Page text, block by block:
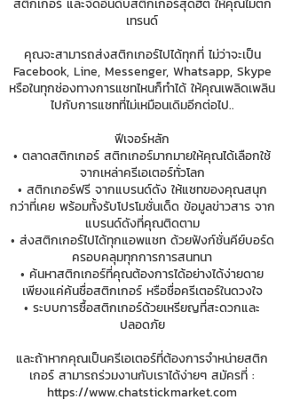
สติกเกอร์ และจัดอันดับสติกเกอร์สุดฮิต ให้คุณไม่ตก
เทรนด์
คุณจะสามารถส่งสติกเกอร์ไปได้ทุกที่ ไม่ว่าจะเป็น
Facebook, Line, Messenger, Whatsapp, Skype
หรือในทุกช่องทางการแชทไหนก็ทำได้ ให้คุณเพลิดเพลิน
ไปกับการแชทที่ไม่เหมือนเดิมอีกต่อไป..
ฟีเจอร์หลัก
• ตลาดสติกเกอร์ สติกเกอร์มากมายให้คุณได้เลือกใช้
จากเหล่าครีเอเตอร์ทั่วโลก
• สติกเกอร์ฟรี จากแบรนด์ดัง ให้แชทของคุณสนุก
กว่าที่เคย พร้อมทั้งรับโปรโมชั่นเด็ด ข้อมูลข่าวสาร จาก
แบรนด์ดังที่คุณติดตาม
• ส่งสติกเกอร์ไปได้ทุกแอพแชท ด้วยฟังก์ชั่นคีย์บอร์ด
ครอบคลุมทุกการการสนทนา
• ค้นหาสติกเกอร์ที่คุณต้องการได้อย่างได้ง่ายดาย
เพียงแค่ค้นชื่อสติกเกอร์ หรือชื่อครีเตอร์ในดวงใจ
• ระบบการซื้อสติกเกอร์ด้วยเหรียญที่สะดวกและ
ปลอดภัย
และถ้าหากคุณเป็นครีเอเตอร์ที่ต้องการจำหน่ายสติก
เกอร์ สามารถร่วมงานกับเราได้ง่ายๆ สมัครที่ :
https://www.chatstickmarket.com